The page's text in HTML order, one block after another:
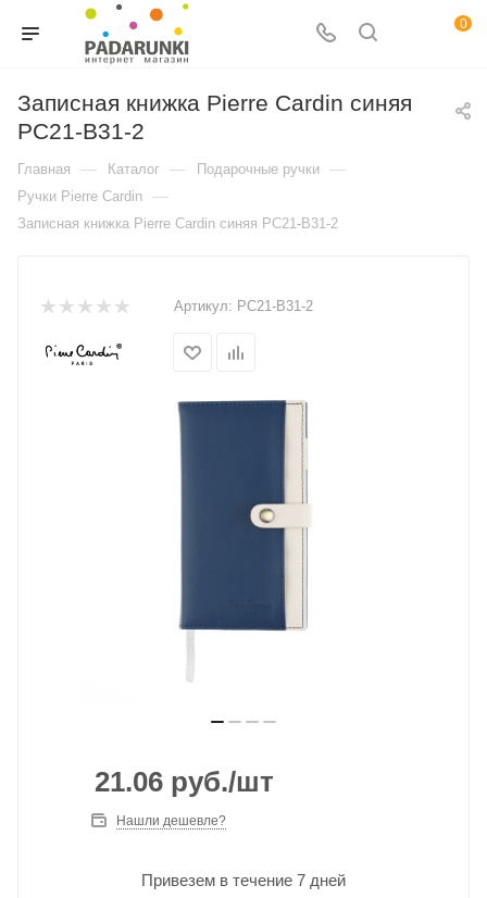
0
Записная книжка Pierre Cardin синяя
PC21-B31-2
Главная — Каталог — Подарочные ручки —
Ручки Pierre Cardin —
Записная книжка Pierre Cardin синяя PC21-B31-2
Артикул: PC21-B31-2
21.06 руб./шт
Нашли дешевле?
Привезем в течение 7 дней